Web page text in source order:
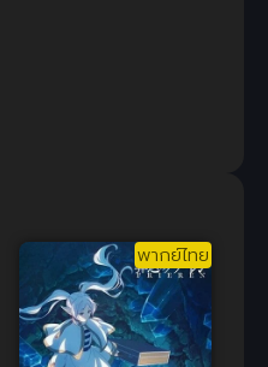
พากย์ไทย